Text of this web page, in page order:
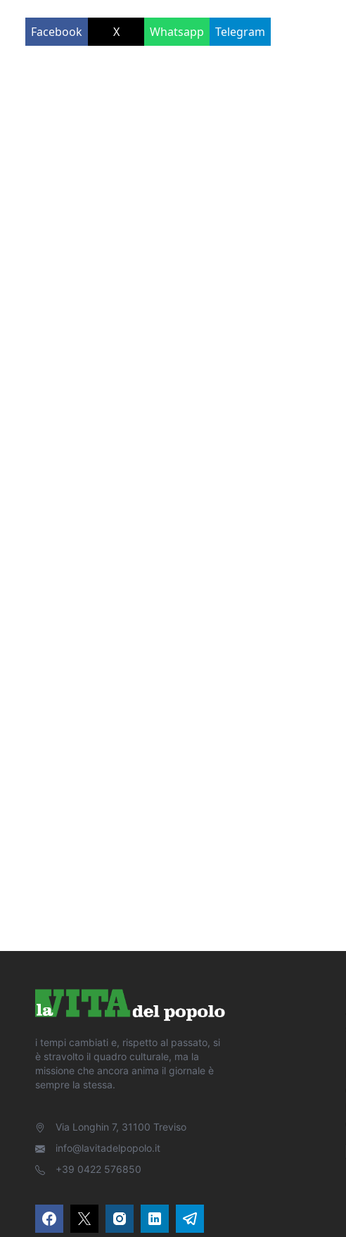
Facebook X Whatsapp Telegram
i tempi cambiati e, rispetto al passato, si
è stravolto il quadro culturale, ma la
missione che ancora anima il giornale è
sempre la stessa.
Via Longhin 7, 31100 Treviso
info@lavitadelpopolo.it
+39 0422 576850